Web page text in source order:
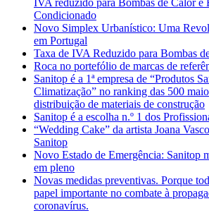
IVA reduzido para Bombas de Calor e
Condicionado
Novo Simplex Urbanístico: Uma
em Portugal
Taxa de IVA Reduzido para Bombas
Roca no portefólio de marcas de
Sanitop é a 1ª empresa de “Produtos
Climatização” no ranking das 500
distribuição de materiais de construção
Sanitop é a escolha n.º 1 dos
“Wedding Cake” da artista Joana
Sanitop
Novo Estado de Emergência: Sanitop
em pleno
Novas medidas preventivas. Porque
papel importante no combate à
coronavírus.